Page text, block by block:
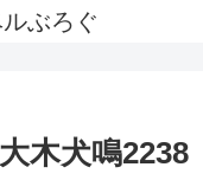
ぶろぐ
木犬鳴2238